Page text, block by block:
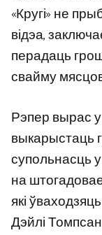
«Кругі» не
відэа,
перадаць
свайму
Рэпер вырас
выкарыстаць
супольнасць
на
які
Дэйлі